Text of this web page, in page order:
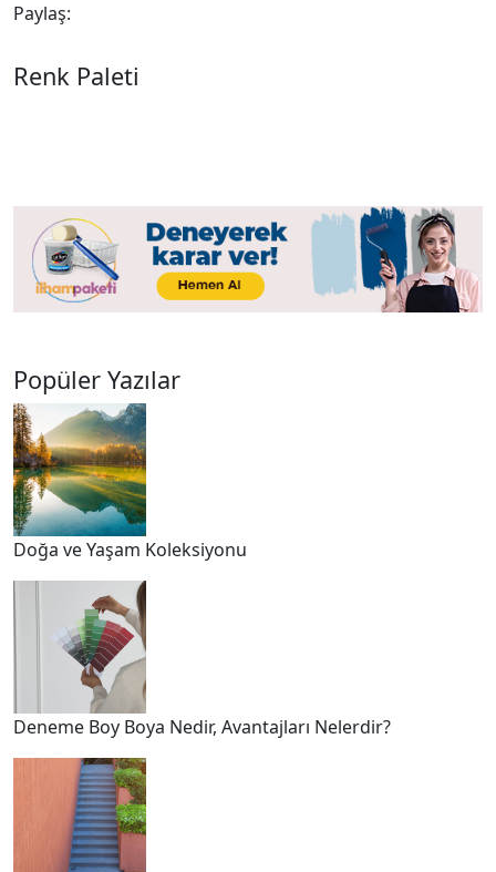
Paylaş:
Renk Paleti
Popüler Yazılar
Doğa ve Yaşam Koleksiyonu
Deneme Boy Boya Nedir, Avantajları Nelerdir?